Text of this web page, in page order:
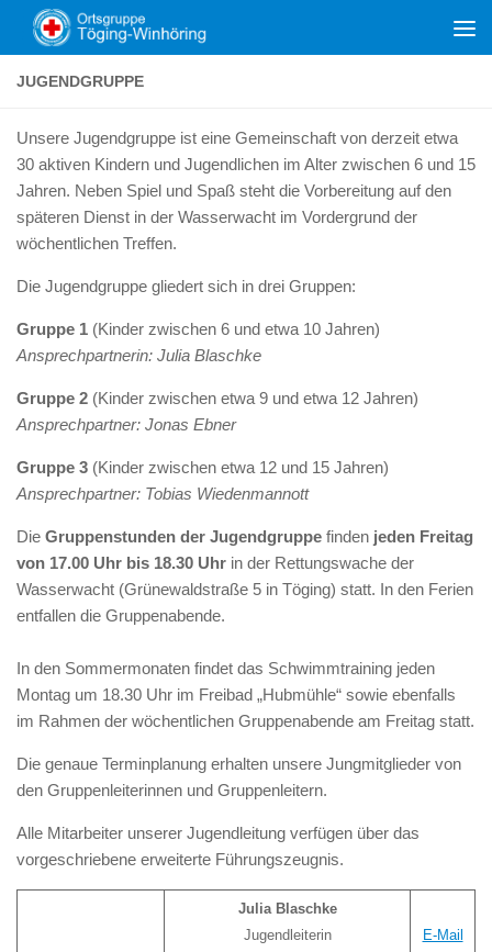
Zum Inhalt springen
JUGENDGRUPPE
Unsere Jugendgruppe ist eine Gemeinschaft von derzeit etwa
30 aktiven Kindern und Jugendlichen im Alter zwischen 6 und 15
Jahren. Neben Spiel und Spaß steht die Vorbereitung auf den
späteren Dienst in der Wasserwacht im Vordergrund der
wöchentlichen Treffen.
Die Jugendgruppe gliedert sich in drei Gruppen:
Gruppe 1 (Kinder zwischen 6 und etwa 10 Jahren)
Ansprechpartnerin: Julia Blaschke
Gruppe 2 (Kinder zwischen etwa 9 und etwa 12 Jahren)
Ansprechpartner: Jonas Ebner
Gruppe 3 (Kinder zwischen etwa 12 und 15 Jahren)
Ansprechpartner: Tobias Wiedenmannott
Die Gruppenstunden der Jugendgruppe finden jeden Freitag
von 17.00 Uhr bis 18.30 Uhr in der Rettungswache der
Wasserwacht (Grünewaldstraße 5 in Töging) statt. In den Ferien
entfallen die Gruppenabende.
In den Sommermonaten findet das Schwimmtraining jeden
Montag um 18.30 Uhr im Freibad „Hubmühle“ sowie ebenfalls
im Rahmen der wöchentlichen Gruppenabende am Freitag statt.
Die genaue Terminplanung erhalten unsere Jungmitglieder von
den Gruppenleiterinnen und Gruppenleitern.
Alle Mitarbeiter unserer Jugendleitung verfügen über das
vorgeschriebene erweiterte Führungszeugnis.
Julia Blaschke
Jugendleiterin
E-Mail